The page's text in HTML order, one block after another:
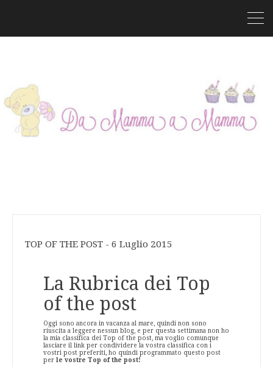
TOP OF THE POST - 6 Luglio 2015
La Rubrica dei Top
of the post
Oggi sono ancora in vacanza al mare, quindi non sono
riuscita a leggere nessun blog, e per questa settimana non ho
la mia classifica dei Top of the post, ma voglio comunque
lasciare il link per condividere la vostra classifica con i
vostri post preferiti, ho quindi programmato questo post
per le vostre Top of the post!